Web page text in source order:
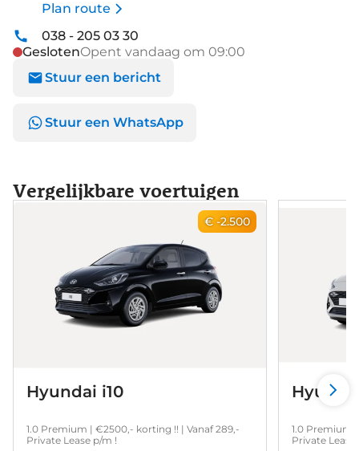
Plan route
038 - 205 03 30
GeslotenOpent vandaag om 09:00
Stuur een bericht
Stuur een WhatsApp
Vergelijkbare voertuigen
€ -2.500
Hyundai i10
1.0 Premium | €2500,- korting !! | Vanaf 289,-
Private Lease p/m !
1.0 Premium
Private Lease